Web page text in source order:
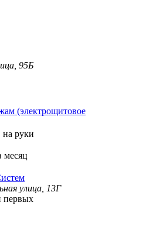
95Б
(электрощитовое
на руки
месяц
улица, 13Г
первых